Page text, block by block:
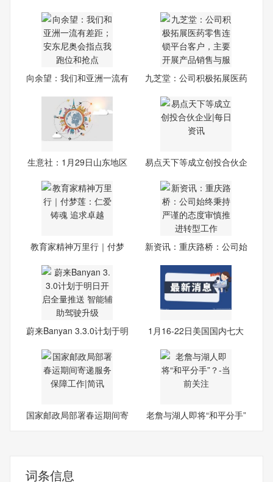
向余望：我们和亚洲一流有
九芝堂：公司积极拓展医药
生意社：1月29日山东地区
易点天下等成立创投合伙企
教育家精神万里行｜付梦
新资讯：重庆路桥：公司始
蔚来Banyan 3.3.0计划于明
1月16-22日美国国内七大
国家邮政局部署春运期间寄
老詹与湖人即将“和平分手”
词条信息